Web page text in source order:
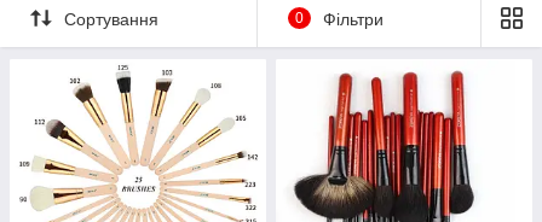
Сортування 0 Фільтри